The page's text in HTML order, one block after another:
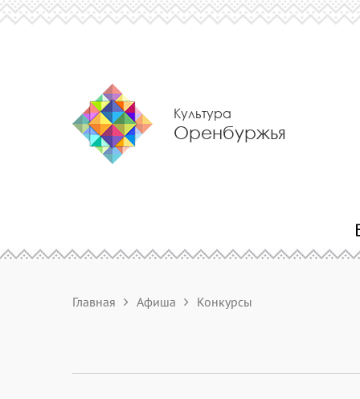
Культура
Оренбуржья
Главная Афиша Конкурсы